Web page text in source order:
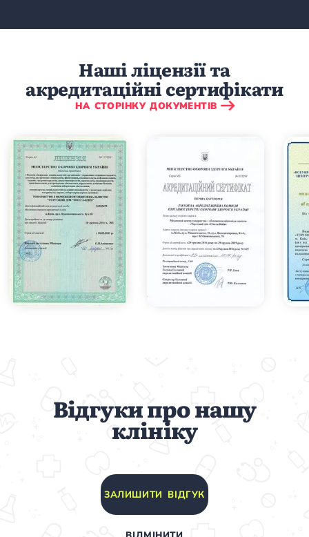
Наші ліцензії та
акредитаційні сертифікати
НА СТОРІНКУ ДОКУМЕНТІВ
Відгуки про нашу
клініку
ЗАЛИШИТИ ВІДГУК